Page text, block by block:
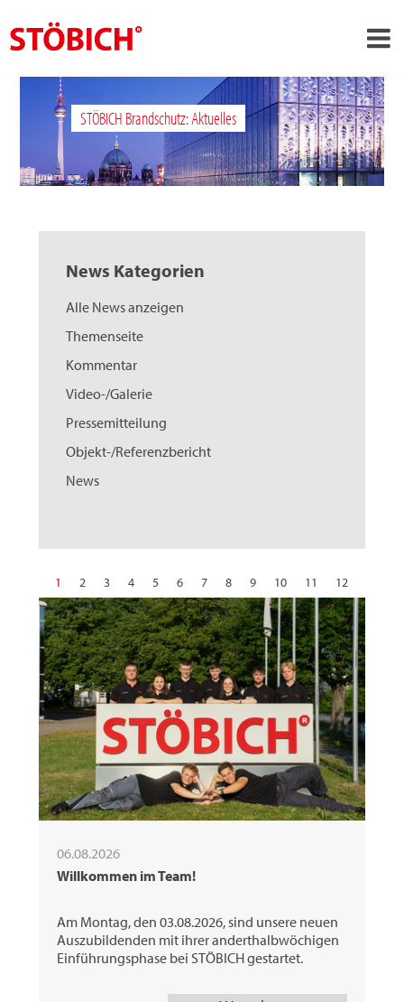
›
›
Über uns
›
Lösungen
Themenwelten
Kontakt
STÖBICH Brandschutz: Aktuelles
News Kategorien
Alle News anzeigen
Themenseite
Kommentar
Video-/Galerie
Pressemitteilung
Objekt-/Referenzbericht
News
1 2 3 4 5 6 7 8 9 10 11
12
13
14 15 16 17 18 19 20 21
22
23
24 25 26 27 28 29 30 31
32
nächste
06.08.2026
Willkommen im Team!
Am Montag, den 03.08.2026, sind unsere neuen
Auszubildenden mit ihrer anderthalbwöchigen
Einführungsphase bei STÖBICH gestartet.